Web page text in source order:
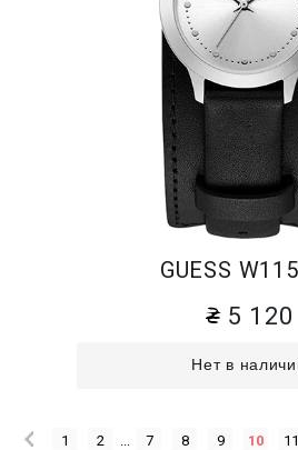
GUESS
5 120
Нет в
1 2 7 8 9 10 11